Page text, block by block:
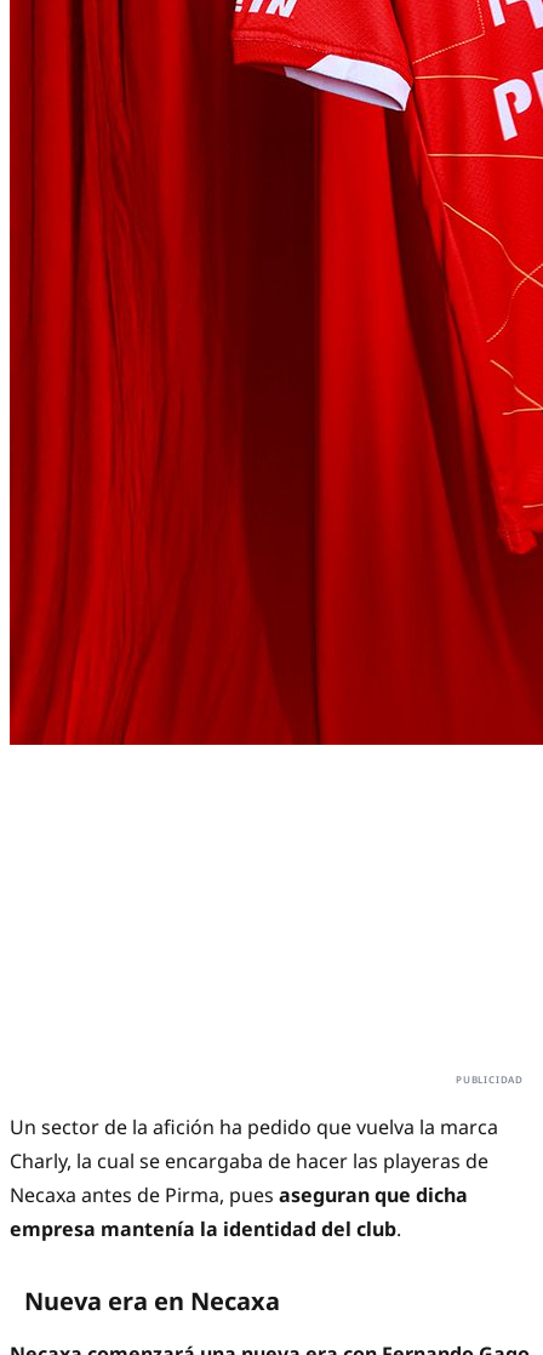
Un sector de la afición ha pedido que vuelva la marca
Charly, la cual se encargaba de hacer las playeras de
Necaxa antes de Pirma, pues aseguran que dicha
empresa mantenía la identidad del club.
Nueva era en Necaxa